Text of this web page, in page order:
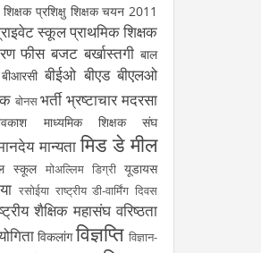
शिक्षक प्रशिक्षु शिक्षक चयन 2011
स्कूलप्राथमिक शिक्षक
फीस बजट बर्खास्तगी बाल
बीआरसी बीईओ बीएड बीएलओ
बोनस भर्ती भ्रष्टाचार मदरसा
माध्यमिक शिक्षक संघ
मान्यता मिड डे मील
स्कूल मोअल्लिम डिग्री यूडायस
रसोईया राष्ट्रीय डी-वार्मिंग दिवस
शैक्षिक महासंघ वरिष्ठता
विकलांग विज्ञप्ति विज्ञान-